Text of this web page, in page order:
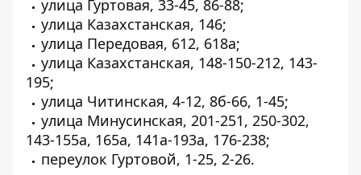
улица Гуртовая, 33-45, 86-88;
улица Казахстанская, 146;
улица Передовая, 612, 618а;
улица Казахстанская, 148-150-212, 143-
195;
улица Читинская, 4-12, 8б-66, 1-45;
улица Минусинская, 201-251, 250-302,
143-155а, 165а, 141а-193а, 176-238;
переулок Гуртовой, 1-25, 2-26.